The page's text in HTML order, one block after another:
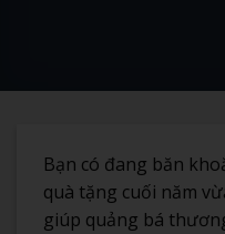
Bạn có đang băn
quà tặng cuối năm
giúp quảng bá